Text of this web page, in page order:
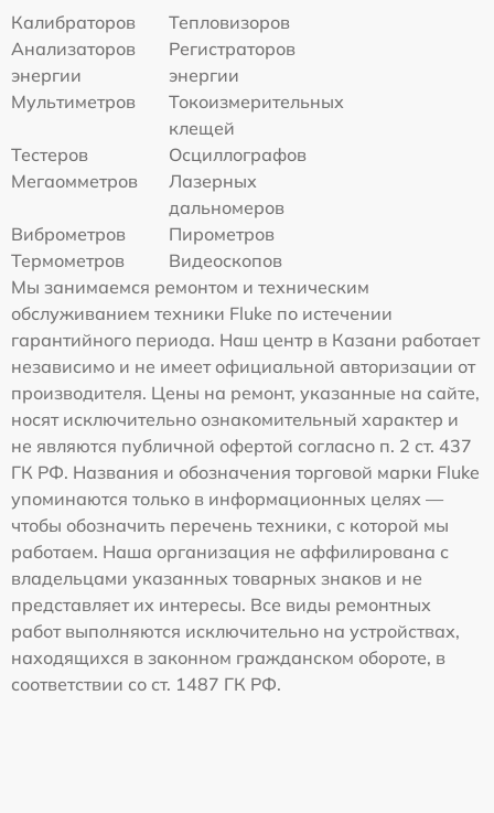
Калибраторов
Тепловизоров
Анализаторов
энергии
Регистраторов
энергии
Мультиметров
Токоизмерительных
клещей
Тестеров
Осциллографов
Мегаомметров
Лазерных
дальномеров
Виброметров
Пирометров
Термометров
Видеоскопов
Мы занимаемся ремонтом и техническим
обслуживанием техники Fluke по истечении
гарантийного периода. Наш центр в Казани работает
независимо и не имеет официальной авторизации от
производителя. Цены на ремонт, указанные на сайте,
носят исключительно ознакомительный характер и
не являются публичной офертой согласно п. 2 ст. 437
ГК РФ. Названия и обозначения торговой марки Fluke
упоминаются только в информационных целях —
чтобы обозначить перечень техники, с которой мы
работаем. Наша организация не аффилирована с
владельцами указанных товарных знаков и не
представляет их интересы. Все виды ремонтных
работ выполняются исключительно на устройствах,
находящихся в законном гражданском обороте, в
соответствии со ст. 1487 ГК РФ.